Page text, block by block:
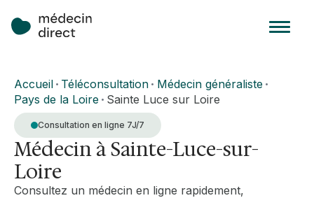
Accueil • Téléconsultation • Médecin généraliste•
Pays de la Loire • Sainte Luce sur Loire
Consultation en ligne 7J/7
Médecin à Sainte-Luce-sur-
Loire
Consultez un médecin en ligne rapidement,